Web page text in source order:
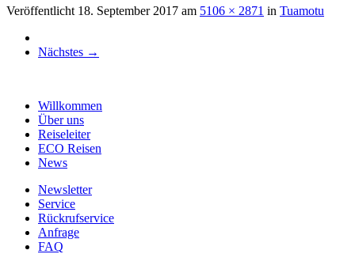
Veröffentlicht 18. September 2017 am 5106 × 2871 in Tuamotu
Nächstes →
Willkommen
Über uns
Reiseleiter
ECO Reisen
News
Newsletter
Service
Rückrufservice
Anfrage
FAQ